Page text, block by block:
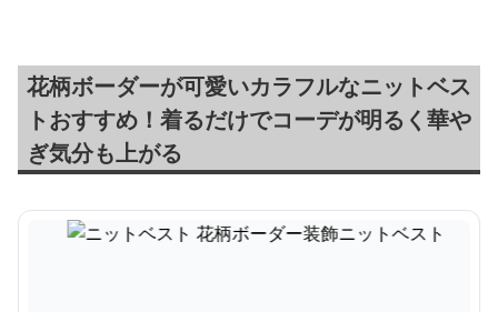
花柄ボーダーが可愛いカラフルなニットベス
トおすすめ！着るだけでコーデが明るく華や
ぎ気分も上がる